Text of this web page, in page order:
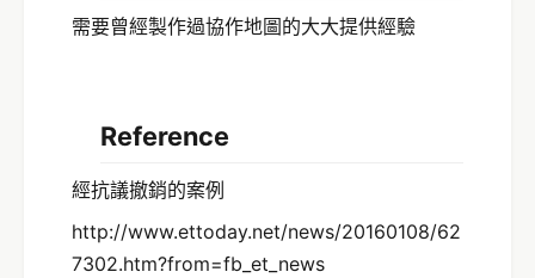
需要曾經製作過協作地圖的大大提供經驗
Reference
經抗議撤銷的案例
http://www.ettoday.net/news/20160108/62
7302.htm?from=fb_et_news